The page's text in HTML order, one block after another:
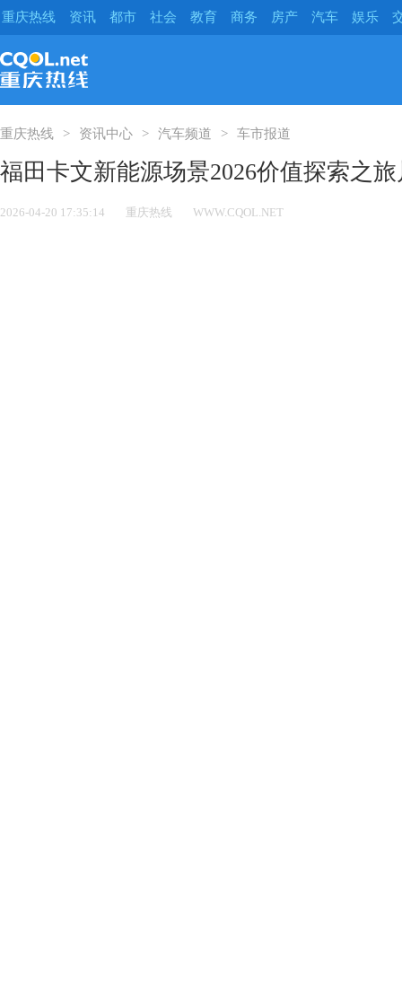
重庆热线 资讯 都市 社会 教育 商务 房产 汽车 娱乐
重庆热线 资讯中心 汽车频道 车市报道
福田卡文新能源场景2026价值探索之
2026-04-20 17:35:14 重庆热线 WWW.CQOL.NET